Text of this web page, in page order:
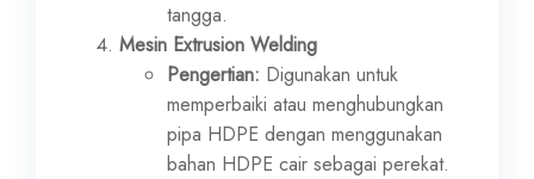
tangga.
Mesin Extrusion Welding
Pengertian: Digunakan untuk
memperbaiki atau menghubungkan
pipa HDPE dengan menggunakan
bahan HDPE cair sebagai perekat.